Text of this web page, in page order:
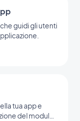
guidi gli utenti
tua app e
del modulo